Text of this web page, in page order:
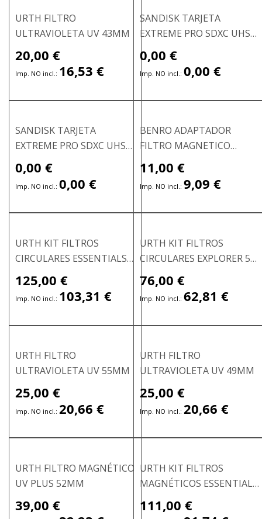
URTH FILTRO
ULTRAVIOLETA UV 43MM
Precio
especial
20,00 €
16,53 €
SANDISK TARJETA
EXTREME PRO SDXC UHS-I
64GB-200MB/S
0,00 €
0,00 €
SANDISK TARJETA
EXTREME PRO SDXC UHS-I
128GB-200MB/S
0,00 €
0,00 €
BENRO ADAPTADOR
FILTRO MAGNETICO
82MM-82MM
Precio
especial
11,00 €
9,09 €
URTH KIT FILTROS
CIRCULARES ESSENTIALS
PLUS 58 MM
125,00 €
103,31 €
URTH KIT FILTROS
CIRCULARES EXPLORER 58
MM
Precio
especial
76,00 €
62,81 €
URTH FILTRO
ULTRAVIOLETA UV 55MM
Precio
especial
25,00 €
20,66 €
URTH FILTRO
ULTRAVIOLETA UV 49MM
Precio
especial
25,00 €
20,66 €
URTH FILTRO MAGNÉTICO
UV PLUS 52MM
Precio
especial
39,00 €
URTH KIT FILTROS
MAGNÉTICOS ESSENTIALS
PLUS 62MM
Precio
especial
111,00 €